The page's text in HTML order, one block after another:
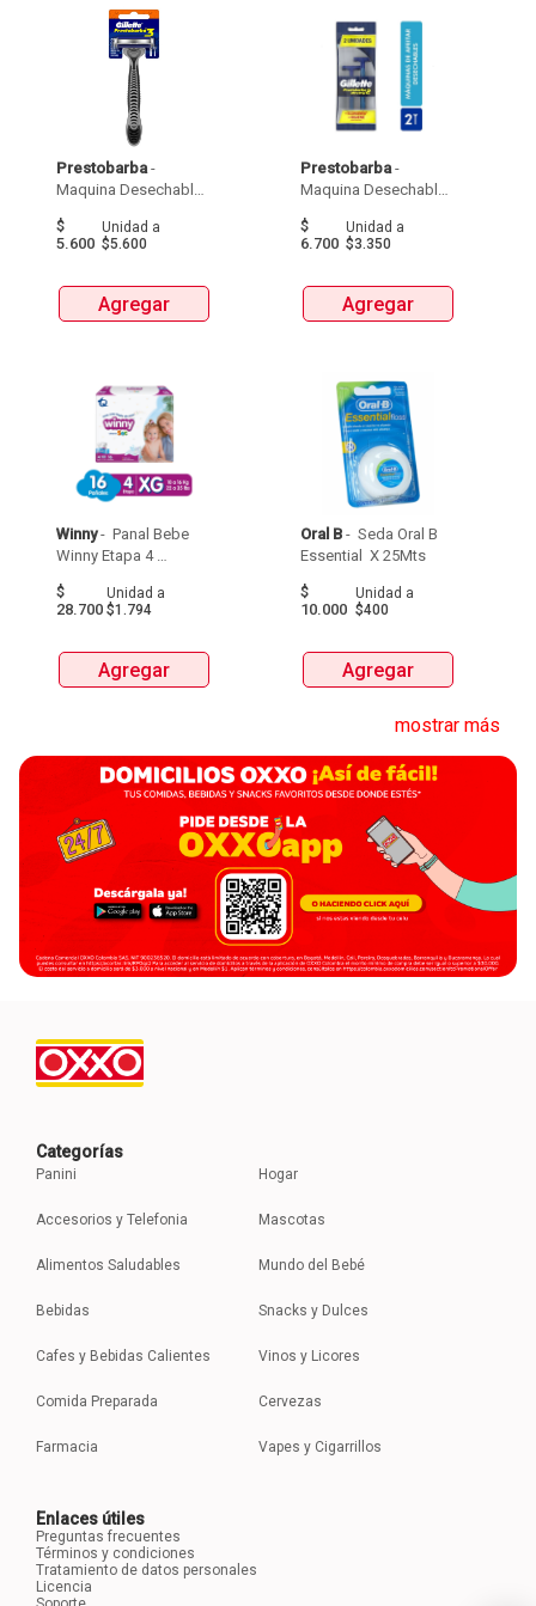
Prestobarba -
Maquina Desechable
$
5.600
Unidad a
$5.600
Agregar
Prestobarba -
Maquina Desechable
$
6.700
Unidad a
$3.350
Agregar
Winny - Panal Bebe
Winny Etapa 4
$
28.700
Unidad a
$1.794
Agregar
Oral B - Seda Oral B
$
10.000
Unidad a
$400
Agregar
mostrar más
Categorías
Panini
Accesorios y Telefonia
Alimentos Saludables
Bebidas
Cafes y Bebidas Calientes
Comida Preparada
Farmacia
Hogar
Mascotas
Mundo del Bebé
Snacks y Dulces
Vinos y Licores
Cervezas
Vapes y Cigarrillos
Enlaces útiles
Preguntas frecuentes
Términos y condiciones
Tratamiento de datos personales
Licencia